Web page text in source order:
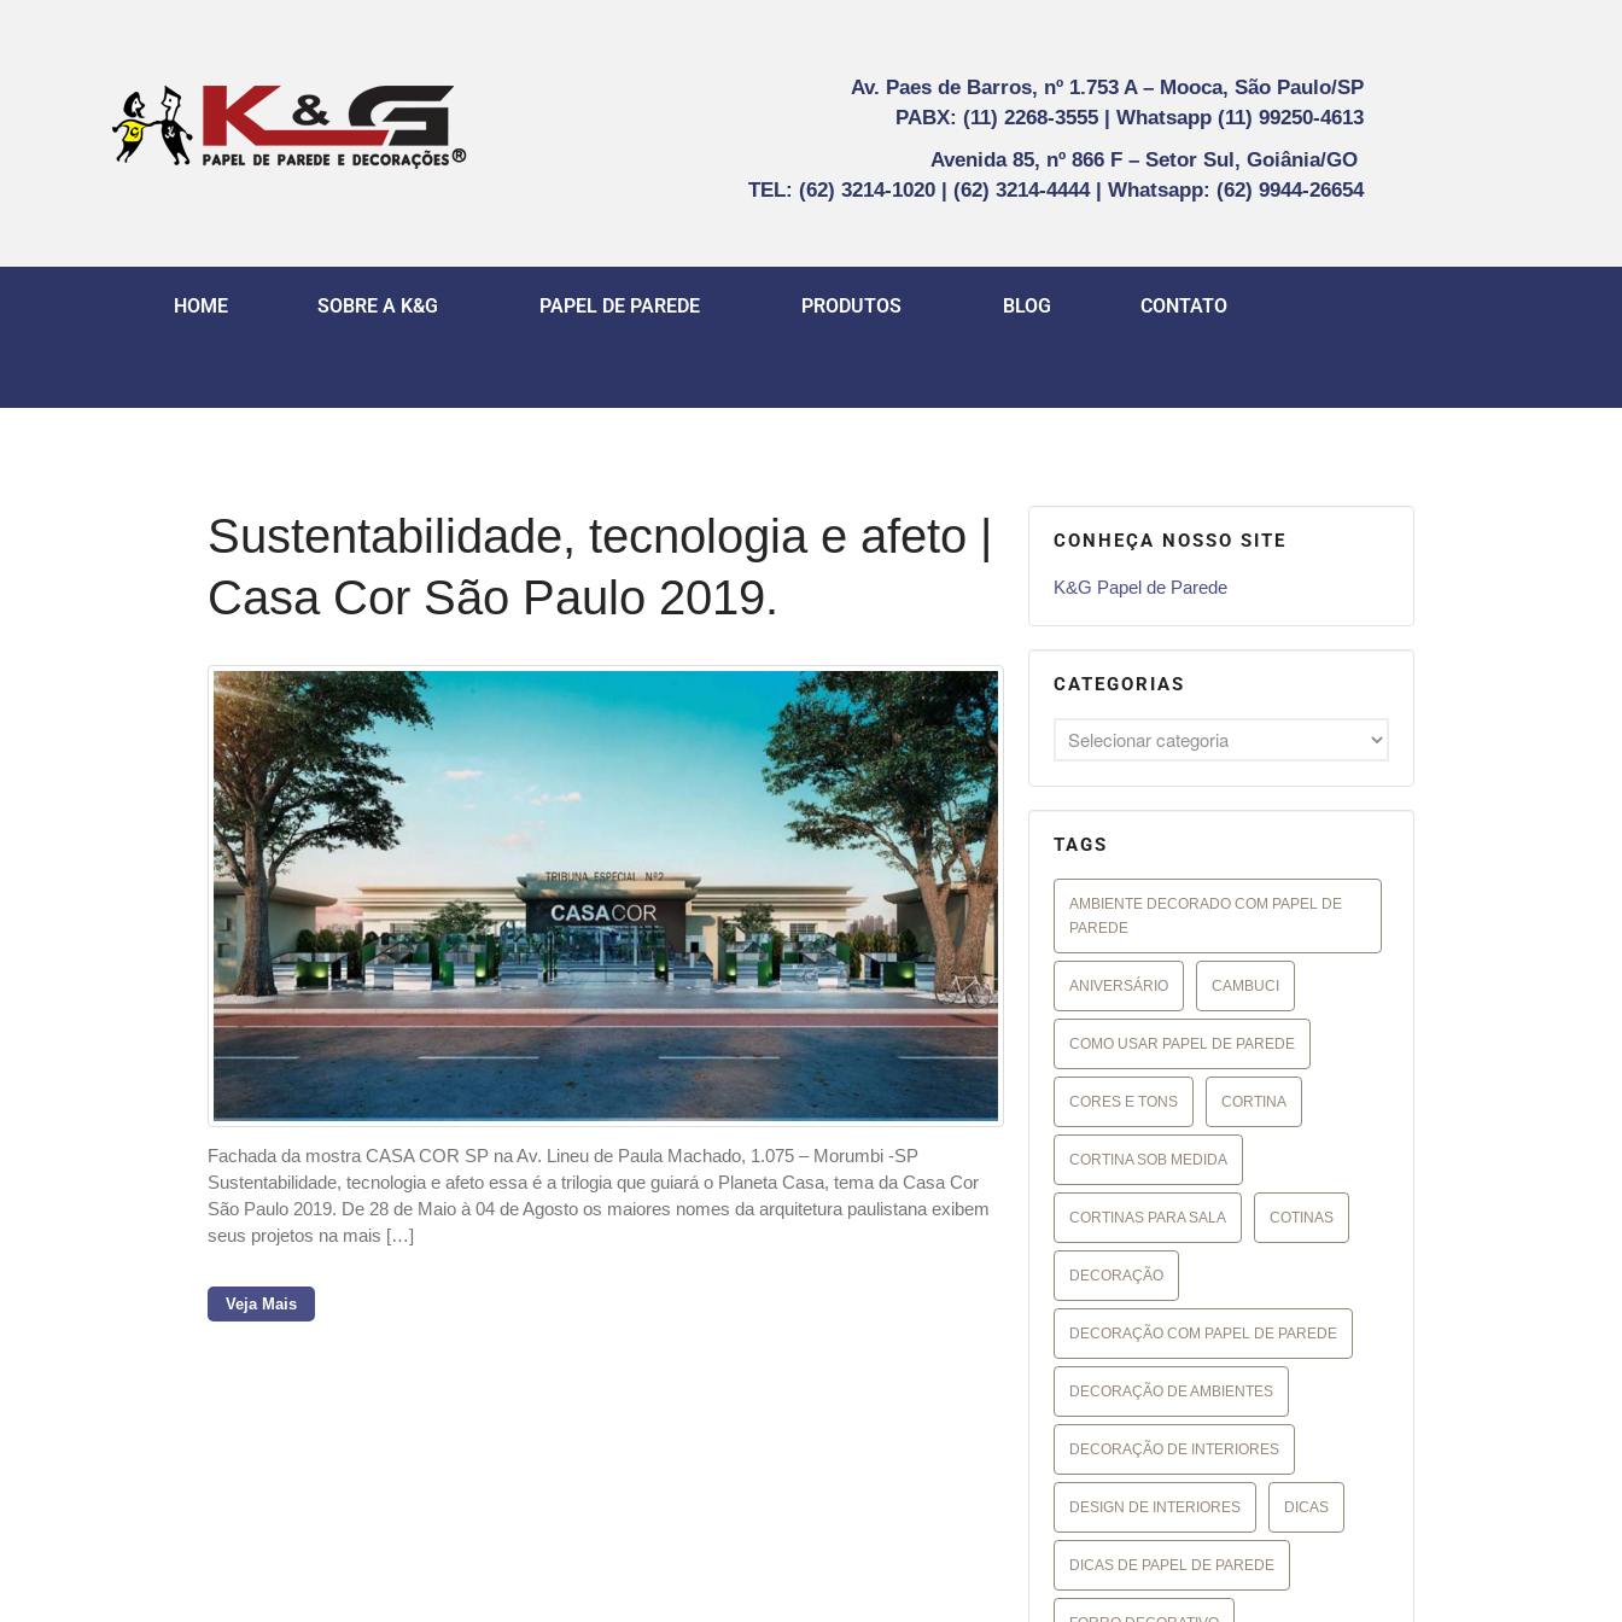
Av. Paes de Barros, nº 1.753 A – Mooca, São Paulo/SP
PABX: (11) 2268-3555 | Whatsapp (11) 99250-4613
Avenida 85, nº 866 F – Setor Sul, Goiânia/GO
TEL: (62) 3214-1020 | (62) 3214-4444 | Whatsapp: (62) 9944-26654
HOME SOBRE A K&G PAPEL DE PAREDE PRODUTOS BLOG CONTATO
Sustentabilidade, tecnologia e afeto |
Casa Cor São Paulo 2019.
Fachada da mostra CASA COR SP na Av. Lineu de Paula Machado, 1.075 – Morumbi -SP
Sustentabilidade, tecnologia e afeto essa é a trilogia que guiará o Planeta Casa, tema da Casa Cor
São Paulo 2019. De 28 de Maio à 04 de Agosto os maiores nomes da arquitetura paulistana exibem
seus projetos na mais […]
Veja Mais
CONHEÇA NOSSO SITE
K&G Papel de Parede
CATEGORIAS
TAGS
AMBIENTE DECORADO COM PAPEL DE
PAREDE
ANIVERSÁRIO CAMBUCI
COMO USAR PAPEL DE PAREDE
CORES E TONS CORTINA
CORTINA SOB MEDIDA
CORTINAS PARA SALA COTINAS
DECORAÇÃO
DECORAÇÃO COM PAPEL DE PAREDE
DECORAÇÃO DE AMBIENTES
DECORAÇÃO DE INTERIORES
DESIGN DE INTERIORES DICAS
DICAS DE PAPEL DE PAREDE